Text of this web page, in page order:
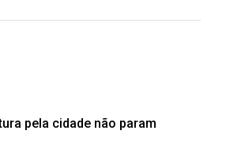
pela cidade não param